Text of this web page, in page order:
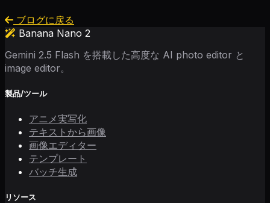
ブログに戻る
Banana Nano 2
Gemini 2.5 Flash を搭載した高度な AI photo editor と
image editor。
製品/ツール
アニメ実写化
テキストから画像
画像エディター
テンプレート
バッチ生成
リソース